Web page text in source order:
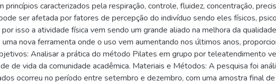
princípios caracterizados pela respiração, controle, fluidez, concentração,
ser afetada por fatores de percepção do indivíduo sendo eles físicos,
isso a atividade física vem sendo um grande aliado na melhora da
nova ferramenta onde o uso vem aumentando nos últimos anos,
Analisar a prática do método Pilates em grupo por teleatendimento
de vida da comunidade acadêmica. Materiais e Métodos: A pesquisa foi
ocorreu no período entre setembro e dezembro, com uma amostra final